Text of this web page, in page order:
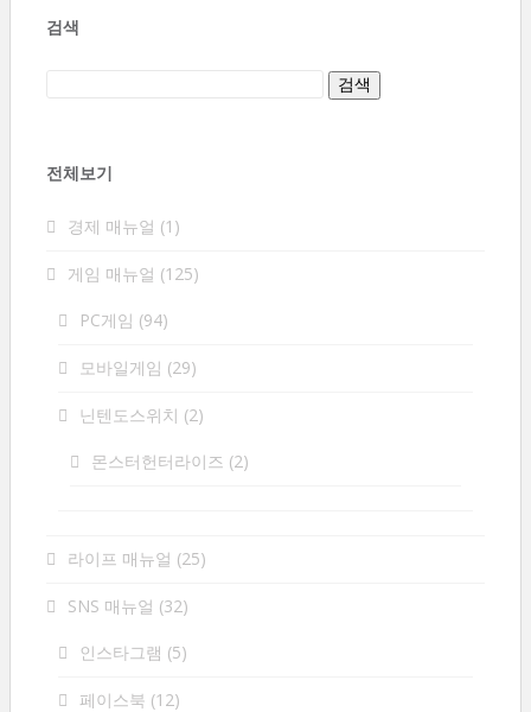
검색
전체보기
경제 매뉴얼 (1)
게임 매뉴얼 (125)
PC게임 (94)
모바일게임 (29)
닌텐도스위치 (2)
몬스터헌터라이즈 (2)
라이프 매뉴얼 (25)
SNS 매뉴얼 (32)
인스타그램 (5)
페이스북 (12)